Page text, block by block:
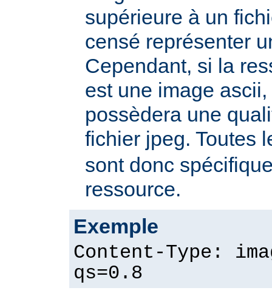
supérieure à un
censé représenter
Cependant, si la
est une image
possèdera une
fichier jpeg. Toutes
sont donc
ressource.
Exemple
Content-Type:
qs=0.8